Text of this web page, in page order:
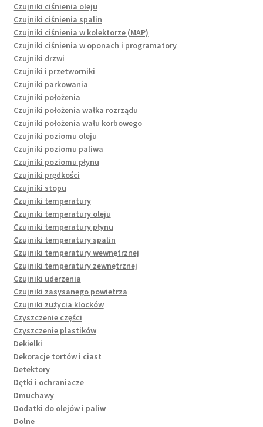
Czujniki ciśnienia oleju
Czujniki ciśnienia spalin
Czujniki ciśnienia w kolektorze (MAP)
Czujniki ciśnienia w oponach i programatory
Czujniki drzwi
Czujniki i przetworniki
Czujniki parkowania
Czujniki położenia
Czujniki położenia wałka rozrządu
Czujniki położenia wału korbowego
Czujniki poziomu oleju
Czujniki poziomu paliwa
Czujniki poziomu płynu
Czujniki prędkości
Czujniki stopu
Czujniki temperatury
Czujniki temperatury oleju
Czujniki temperatury płynu
Czujniki temperatury spalin
Czujniki temperatury wewnętrznej
Czujniki temperatury zewnętrznej
Czujniki uderzenia
Czujniki zasysanego powietrza
Czujniki zużycia klocków
Czyszczenie części
Czyszczenie plastików
Dekielki
Dekoracje tortów i ciast
Detektory
Dętki i ochraniacze
Dmuchawy
Dodatki do olejów i paliw
Dolne